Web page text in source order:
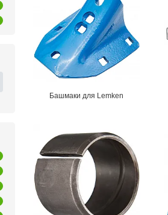
Башмаки для Lemken